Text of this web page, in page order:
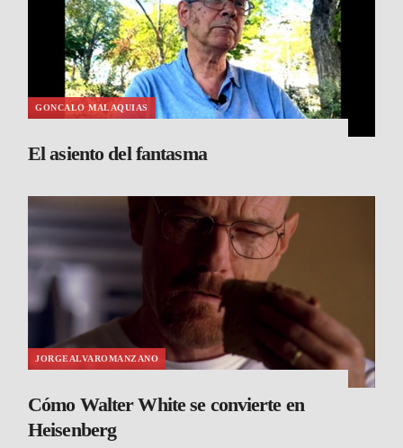
GONCALO MALAQUIAS
El asiento del fantasma
JORGEALVAROMANZANO
Cómo Walter White se convierte en
Heisenberg